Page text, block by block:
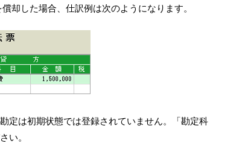
却した場合、仕訳例は次のようになります。
定は初期状態では登録されていません。「勘定科
い。